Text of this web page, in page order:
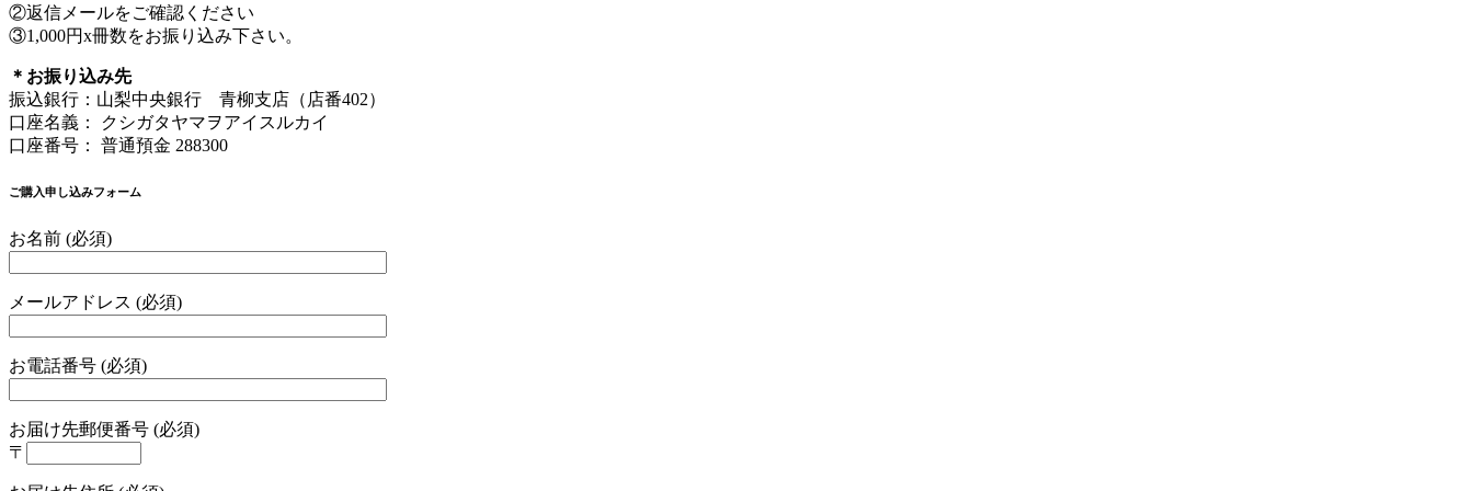
②返信メールをご確認ください
③1,000円x冊数をお振り込み下さい。
＊お振り込み先
振込銀行：山梨中央銀行 青柳支店（店番402）
口座名義： クシガタヤマヲアイスルカイ
口座番号： 普通預金 288300
ご購入申し込みフォーム
お名前 (必須)
メールアドレス (必須)
お電話番号 (必須)
お届け先郵便番号 (必須)
〒